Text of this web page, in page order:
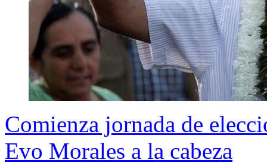
Comienza jornada de
Evo Morales a la cabeza